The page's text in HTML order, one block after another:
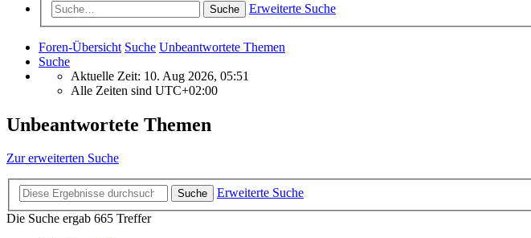
Suche Erweiterte Suche
Foren-Übersicht Suche Unbeantwortete Themen
Suche
Aktuelle Zeit: 10. Aug 2026, 05:51
Alle Zeiten sind UTC+02:00
Unbeantwortete Themen
Zur erweiterten Suche
Suche
Erweiterte Suche
Die Suche ergab 665 Treffer